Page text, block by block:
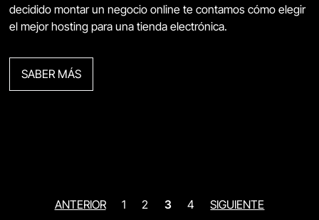
decidido montar un negocio online te contamos cómo elegir
el mejor hosting para una tienda electrónica.
SABER MÁS
ANTERIOR 1 2 3 4 SIGUIENTE